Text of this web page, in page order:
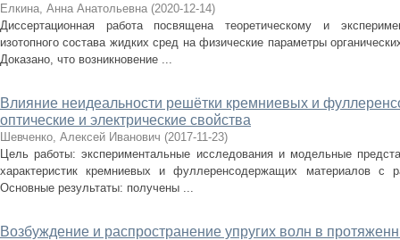
Елкина, Анна Анатольевна (2020-12-14)
Диссертационная работа посвящена теоретическому и
изотопного состава жидких сред на физические параметры
Доказано, что возникновение ...
Влияние неидеальности решётки кремниевых и
оптические и электрические свойства
Шевченко, Алексей Иванович (2017-11-23)
Цель работы: экспериментальные исследования и модельные
характеристик кремниевых и фуллеренсодержащих материалов с
Основные результаты: получены ...
Возбуждение и распространение упругих волн в